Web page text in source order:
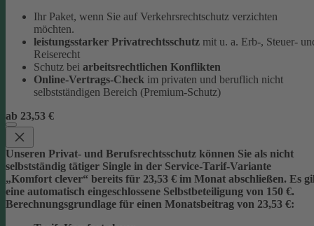
Ihr Paket, wenn Sie auf Verkehrsrechtschutz verzichten
möchten.
leistungsstarker Privatrechtsschutz mit u. a. Erb-, Steuer-
Reiserecht
Schutz bei arbeitsrechtlichen Konflikten
Online-Vertrags-Check im privaten und beruflich nicht
selbstständigen Bereich (Premium-Schutz)
ab 23,53 €
Unseren Privat- und Berufsrechtsschutz können Sie als nicht
selbstständig tätiger Single in der Service-Tarif-Variante
„Komfort clever“ bereits für 23,53 € im Monat abschließen. Es
eine automatisch eingeschlossene Selbstbeteiligung von 150 €.
Berechnungsgrundlage für einen Monatsbeitrag von 23,53 €: